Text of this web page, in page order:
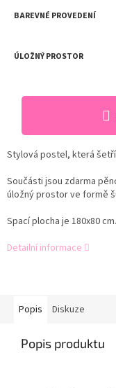
BAREVNÉ PROVEDENÍ
ÚLOŽNÝ PROSTOR
Stylová postel, která
Součásti jsou zdarma
úložný prostor ve formě
Spací plocha je 180x80 cm.
Detailní informace
Popis Diskuze
Popis produktu